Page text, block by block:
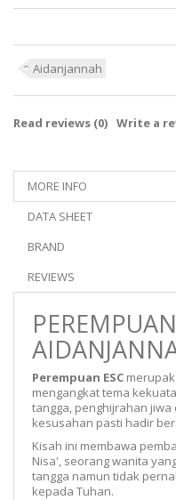
Aidanjannah
Read reviews (0) Write a
MORE INFO
DATA SHEET
BRAND
REVIEWS
Perempuan ESC
mengangkat tema
tangga, penghijrahan
kesusahan pasti hadir
Kisah ini membawa
Nisa', seorang wanita
tangga namun tidak
kepada Tuhan.